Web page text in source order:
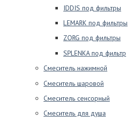
IDDIS под фильтры
LEMARK под фильтры
ZORG под фильтры
SPLENKA под фильтр
Смеситель нажимной
Смеситель шаровой
Смеситель сенсорный
Смеситель для душа